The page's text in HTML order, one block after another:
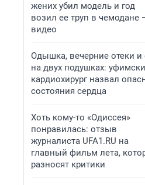
жених убил модель и год
возил ее труп в чемодане
видео
Одышка, вечерние отеки и
на двух подушках:
кардиохирург назвал
состояния сердца
Хоть кому-то «Одиссея»
понравилась: отзыв
журналиста UFA1.RU на
главный фильм лета,
разносят критики